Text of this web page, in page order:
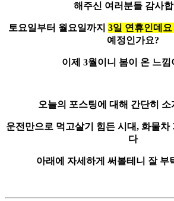
해주신 여러분들 감사
토요일부터 월요일까지 3일 연휴인데요
예정인가요?
이제 3월이니 봄이 온 느낌
오늘의 포스팅에 대해 간단히
운전만으로 먹고살기 힘든 시대, 화물차
다
아래에 자세하게 써볼테니 잘 부